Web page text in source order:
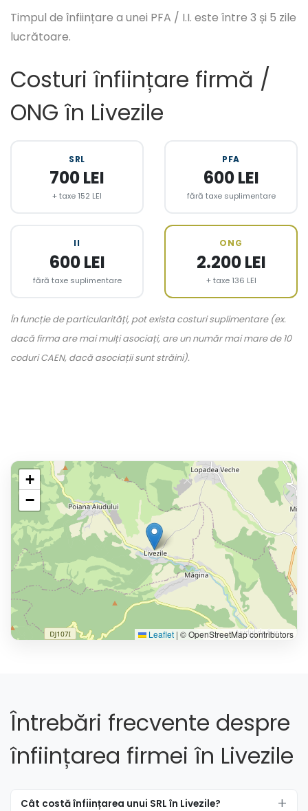
Timpul de înființare a unei PFA / I.I. este între 3 și 5 zile
lucrătoare.
Costuri înființare firmă /
ONG în Livezile
SRL
700 LEI
+ taxe 152 LEI
PFA
600 LEI
fără taxe suplimentare
II
600 LEI
fără taxe suplimentare
ONG
2.200 LEI
+ taxe 136 LEI
În funcție de particularități, pot exista costuri suplimentare (ex.
dacă firma are mai mulți asociați, are un număr mai mare de 10
coduri CAEN, dacă asociații sunt străini).
+
−
Leaflet | © OpenStreetMap contributors
Întrebări frecvente despre
înființarea firmei în Livezile
Cât costă înființarea unui SRL în Livezile?